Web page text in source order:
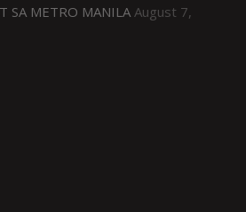
SA METRO MANILA August 7,